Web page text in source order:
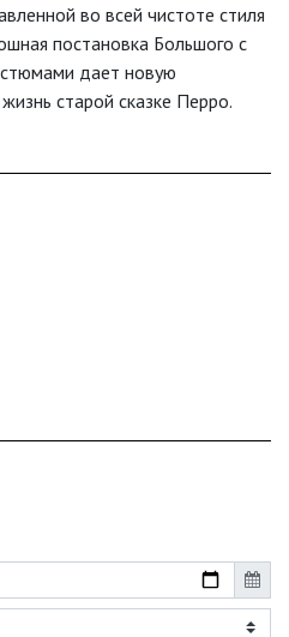
во всей чистоте стиля
постановка Большого с
дает новую
старой сказке Перро.